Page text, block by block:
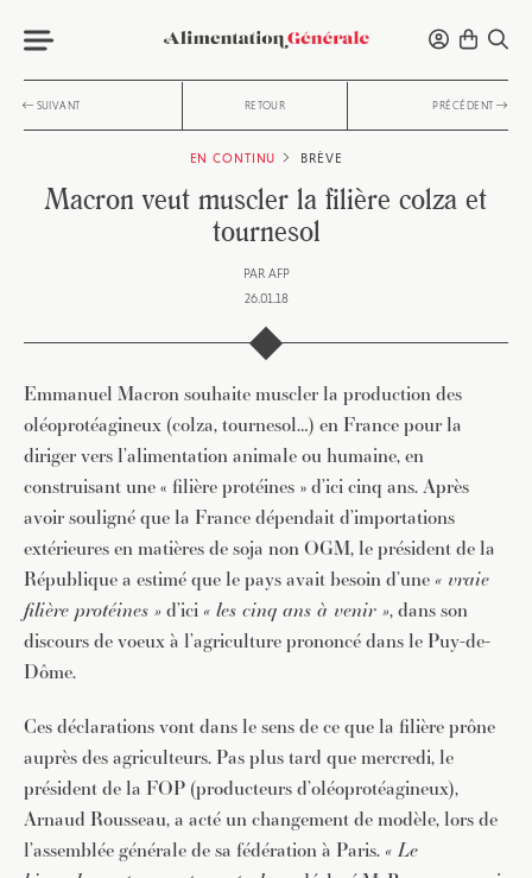
SUIVANT RETOUR PRÉCÉDENT
EN CONTINU BRÈVE
Macron veut muscler la filière colza et
tournesol
PAR AFP
26.01.18
Emmanuel Macron souhaite muscler la production des
oléoprotéagineux (colza, tournesol…) en France pour la
diriger vers l’alimentation animale ou humaine, en
construisant une « filière protéines » d’ici cinq ans. Après
avoir souligné que la France dépendait d’importations
extérieures en matières de soja non OGM, le président de la
République a estimé que le pays avait besoin d’une « vraie
filière protéines » d’ici « les cinq ans à venir », dans son
discours de voeux à l’agriculture prononcé dans le Puy-de-
Dôme.
Ces déclarations vont dans le sens de ce que la filière prône
auprès des agriculteurs. Pas plus tard que mercredi, le
président de la FOP (producteurs d’oléoprotéagineux),
Arnaud Rousseau, a acté un changement de modèle, lors de
l’assemblée générale de sa fédération à Paris. « Le